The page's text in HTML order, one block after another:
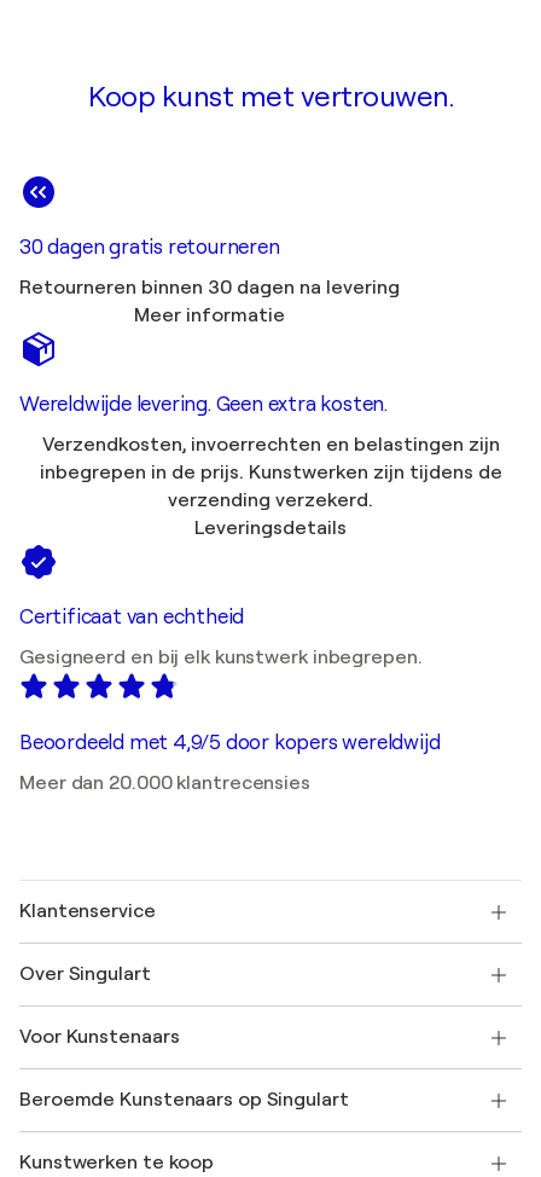
Koop kunst met vertrouwen.
30 dagen gratis retourneren
Retourneren binnen 30 dagen na levering
Meer informatie
Wereldwijde levering. Geen extra kosten.
Verzendkosten, invoerrechten en belastingen zijn
inbegrepen in de prijs. Kunstwerken zijn tijdens de
verzending verzekerd.
Leveringsdetails
Certificaat van echtheid
Gesigneerd en bij elk kunstwerk inbegrepen.
Beoordeeld met 4,9/5 door kopers wereldwijd
Meer dan 20.000 klantrecensies
Klantenservice
Verzenden
SINGULART Cadeaubon
Neem deel aan ons handelsprogramma
Mijn Account
+31 20 241 4758
Over Singulart
Veelgestelde Vragen
Singulart Magazine
Werken bij SINGULART
Ontdek gecureerde originele kunst
Voor Kunstenaars
Inloggen als Artiest
Beroemde Kunstenaars op Singulart
Marc Chagall
Kunstwerken te koop